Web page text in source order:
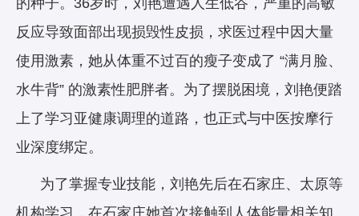
的种子。36岁时，刘艳遭遇人生低谷，严重的高敏
反应导致面部出现损毁性皮损，求医过程中因大量
使用激素，她从体重不过百的瘦子变成了 “满月脸、
水牛背” 的激素性肥胖者。为了摆脱困境，刘艳便踏
上了学习亚健康调理的道路，也正式与中医按摩行
业深度绑定。
为了掌握专业技能，刘艳先后在石家庄、太原等
机构学习，在石家庄她首次接触到人体能量相关知